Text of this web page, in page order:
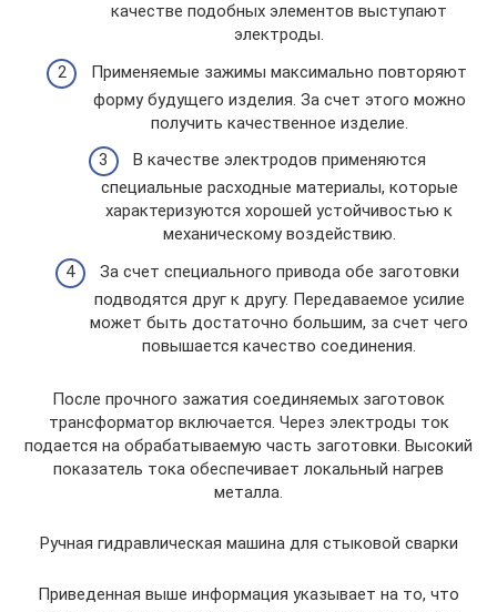
качестве подобных элементов выступают
электроды.
Применяемые зажимы максимально повторяют
форму будущего изделия. За счет этого можно
получить качественное изделие.
В качестве электродов применяются
специальные расходные материалы, которые
характеризуются хорошей устойчивостью к
механическому воздействию.
За счет специального привода обе заготовки
подводятся друг к другу. Передаваемое усилие
может быть достаточно большим, за счет чего
повышается качество соединения.
После прочного зажатия соединяемых заготовок
трансформатор включается. Через электроды ток
подается на обрабатываемую часть заготовки. Высокий
показатель тока обеспечивает локальный нагрев
металла.
Ручная гидравлическая машина для стыковой сварки
Приведенная выше информация указывает на то, что